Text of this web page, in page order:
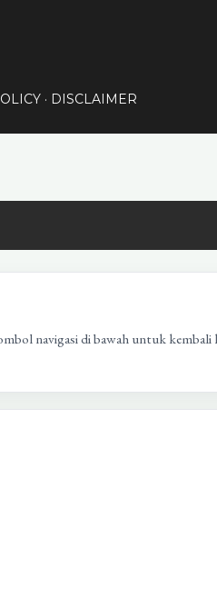
DISCLAIMER
navigasi di bawah untuk kembali